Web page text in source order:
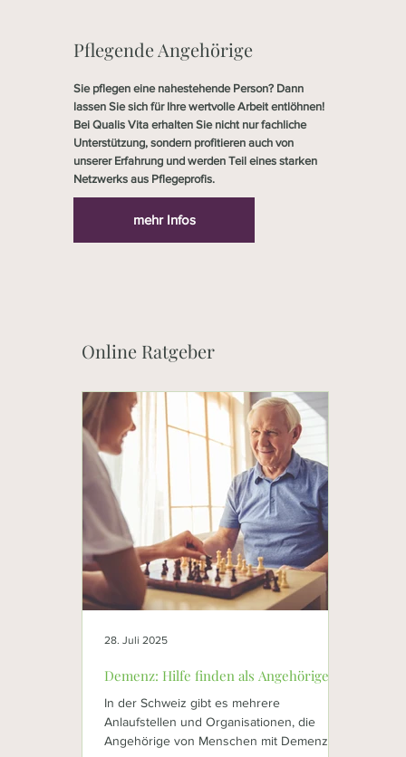
Pflegende Angehörige
Sie pflegen eine nahestehende Person? Dann
lassen Sie sich für Ihre wertvolle Arbeit entlöhnen!
Bei Qualis Vita erhalten Sie nicht nur fachliche
Unterstützung, sondern profitieren auch von
unserer Erfahrung und werden Teil eines starken
Netzwerks aus Pflegeprofis.
mehr Infos
Online Ratgeber
Demenz: Hilfe finden als Angehörige
In der Schweiz gibt es mehrere
Anlaufstellen und Organisationen, die
Angehörige von Menschen mit Demenz
28. Juli 2025